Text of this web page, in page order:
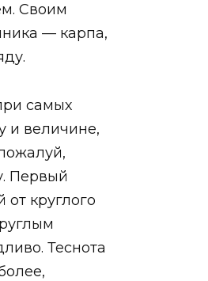
Своим
— карпа,
самых
и величине,
Первый
круглого
Теснота